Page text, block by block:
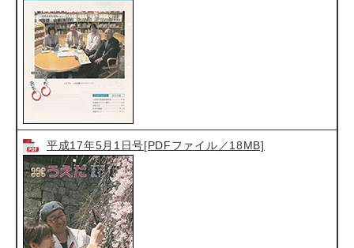
平成17年5月1日号[PDFファイル／18MB]